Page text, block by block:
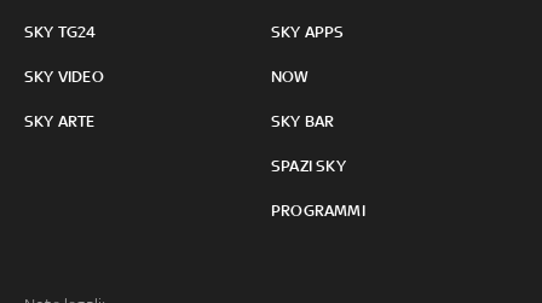
SKY TG24
SKY VIDEO
SKY ARTE
SKY APPS
NOW
SKY BAR
SPAZI SKY
PROGRAMMI